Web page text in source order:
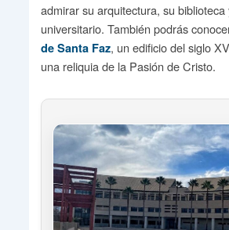
admirar su arquitectura, su biblioteca
universitario. También podrás
de Santa Faz, un edificio del siglo
una reliquia de la Pasión de Cristo.